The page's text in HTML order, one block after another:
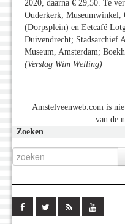
2020, daarna € 29,50. Te
Ouderkerk; Museumwinkel,
(Dorpsplein) en Eetcafé
Duivendrecht; Stadsarchief
Museum, Amsterdam;
(Verslag Wim Welling)
Amstelveenweb.com is
van de
Zoeken